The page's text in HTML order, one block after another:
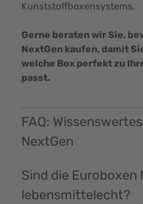
Kunststoffboxensystems.
Gerne beraten wir Sie,
NextGen kaufen, damit
welche Box perfekt zu
passt.
FAQ:
NextGen
Sind die Euroboxen
lebensmittelecht?